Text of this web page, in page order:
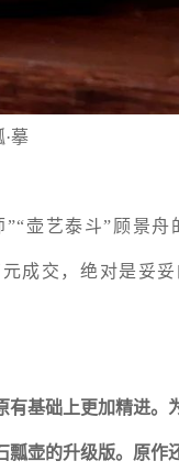
摹
壶艺泰斗”顾景
元成交，绝对是妥
基础上更加精进
壶的升级版。原